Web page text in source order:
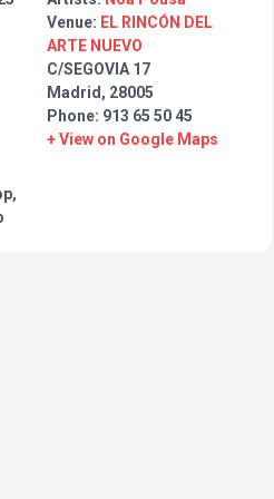
sea un recuerdo bonito para
preparando detalles
porque este concierto no va
a casa, de agradecimiento, y
hace muy feliz.
Venue: EL RINCÓN DEL
ARTE NUEVO
C/SEGOVIA 17
Madrid, 28005
Phone: 913 65 50 45
+ View on Google Maps